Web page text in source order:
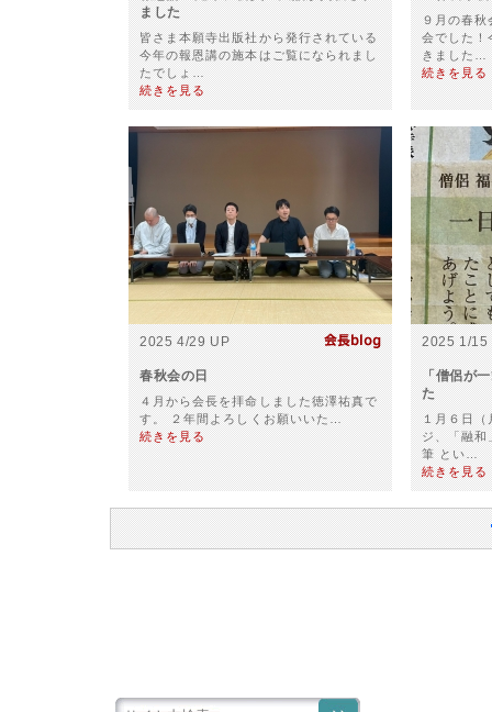
ました
皆さま本願寺出版社から発行されている
今年の報恩講の施本はご覧になられまし
たでしょ…
続きを見る
９月の春秋
会でした！
きました…
続きを見る
2025 4/29 UP
春秋会の日
４月から会長を拝命しました徳澤祐真で
す。 ２年間よろしくお願いいた…
続きを見る
2025 1/15
「僧侶が
た
１月６日（
ジ、「融和
筆 とい…
続きを見る